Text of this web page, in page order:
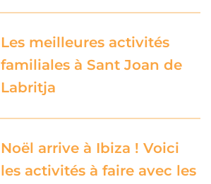
Les meilleures activités
familiales à Sant Joan de
Labritja
Noël arrive à Ibiza ! Voici
les activités à faire avec les